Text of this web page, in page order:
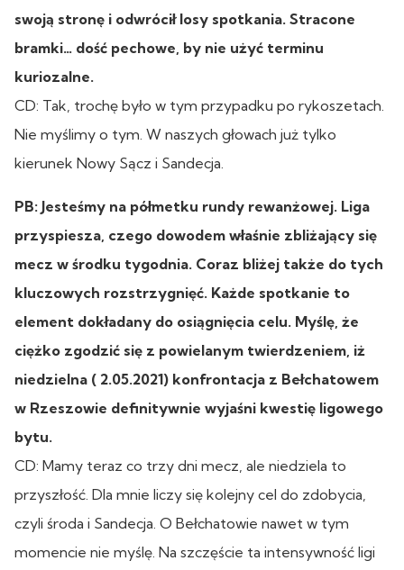
swoją stronę i odwrócił losy spotkania. Stracone
bramki… dość pechowe, by nie użyć terminu
kuriozalne.
CD: Tak, trochę było w tym przypadku po rykoszetach.
Nie myślimy o tym. W naszych głowach już tylko
kierunek Nowy Sącz i Sandecja.
PB: Jesteśmy na półmetku rundy rewanżowej. Liga
przyspiesza, czego dowodem właśnie zbliżający się
mecz w środku tygodnia. Coraz bliżej także do tych
kluczowych rozstrzygnięć. Każde spotkanie to
element dokładany do osiągnięcia celu. Myślę, że
ciężko zgodzić się z powielanym twierdzeniem, iż
niedzielna ( 2.05.2021) konfrontacja z Bełchatowem
w Rzeszowie definitywnie wyjaśni kwestię ligowego
bytu.
CD: Mamy teraz co trzy dni mecz, ale niedziela to
przyszłość. Dla mnie liczy się kolejny cel do zdobycia,
czyli środa i Sandecja. O Bełchatowie nawet w tym
momencie nie myślę. Na szczęście ta intensywność ligi